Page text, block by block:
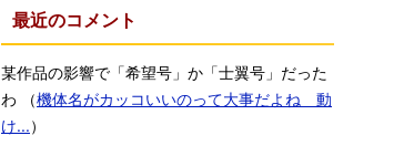
最近のコメント
某作品の影響で「希望号」か「士翼号」だった
わ
（機体名がカッコいいのって大事だよね 動
け...）